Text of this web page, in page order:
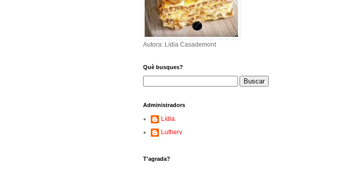
Autora: Lídia Casademont
Què busques?
Administradors
Lídia
Lutherv
T'agrada?